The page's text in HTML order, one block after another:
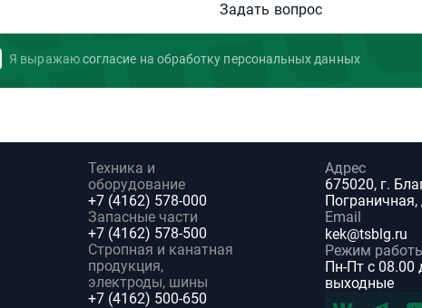
Я выражаюсогласие на обработку персональных данных
Техника и
оборудование
+7 (4162) 578-000
Запасные части
+7 (4162) 578-500
Стропная и канатная
продукция,
электроды, шины
+7 (4162) 500-650
Адрес
675020, г.
Пограничная,
Email
kek@tsblg.ru
Режим
Пн-Пт с 08.00
выходные